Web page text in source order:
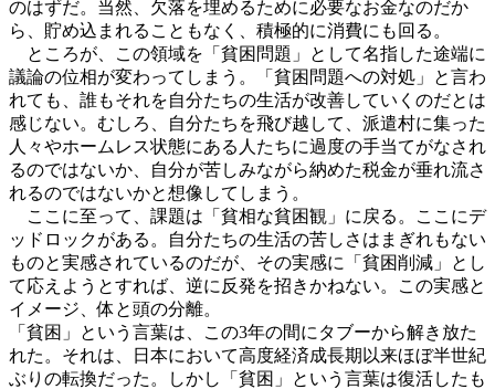
のはずだ。当然、欠落を埋めるために必要なお金なのだか
ら、貯め込まれることもなく、積極的に消費にも回る。
ところが、この領域を「貧困問題」として名指した途端に
議論の位相が変わってしまう。「貧困問題への対処」と言わ
れても、誰もそれを自分たちの生活が改善していくのだとは
感じない。むしろ、自分たちを飛び越して、派遣村に集った
人々やホームレス状態にある人たちに過度の手当てがなされ
るのではないか、自分が苦しみながら納めた税金が垂れ流さ
れるのではないかと想像してしまう。
ここに至って、課題は「貧相な貧困観」に戻る。ここにデ
ッドロックがある。自分たちの生活の苦しさはまぎれもない
ものと実感されているのだが、その実感に「貧困削減」とし
て応えようとすれば、逆に反発を招きかねない。この実感と
イメージ、体と頭の分離。
「貧困」という言葉は、この3年の間にタブーから解き放た
れた。それは、日本において高度経済成長期以来ほぼ半世紀
ぶりの転換だった。しかし「貧困」という言葉は復活したも